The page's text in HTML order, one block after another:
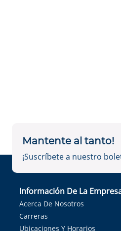
Mantente al tanto!
¡Suscríbete a nuestro
Información De La
Acerca De Nosotros
Carreras
Ubicaciones Y Horarios